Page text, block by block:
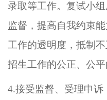
录取等工作。复试小
监督，提高自我约束
工作的透明度，抵制不
招生工作的公正、公平
4.接受监督、受理申诉